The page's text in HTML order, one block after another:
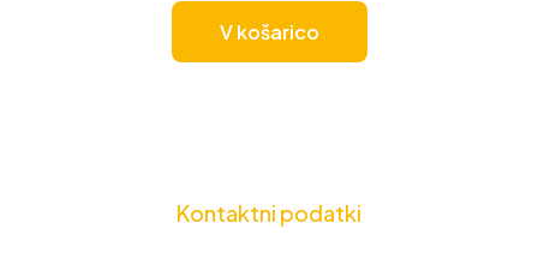
V košarico
Kontaktni podatki